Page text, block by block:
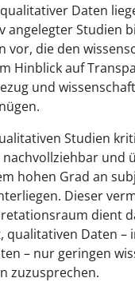
Daten
angelegter Studien
vor, die den
Hinblick auf
und
Studien
nachvollziehbar und
hohen Grad an
Dieser
dient
qualitativen Daten –
– nur geringen
zuzusprechen.